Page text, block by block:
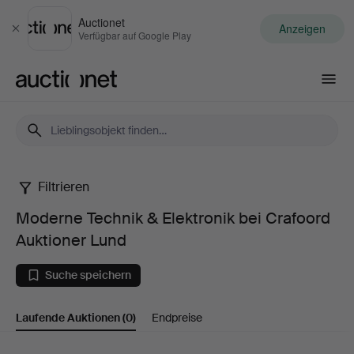
Schließen
Auctionet
Verfügbar auf Google Play Anzeigen
Moderne
Technik
&
Elektronik
Filtrieren
Moderne Technik & Elektronik bei Crafoord
Auktioner Lund
Suche speichern
Laufende Auktionen(0) Endpreise